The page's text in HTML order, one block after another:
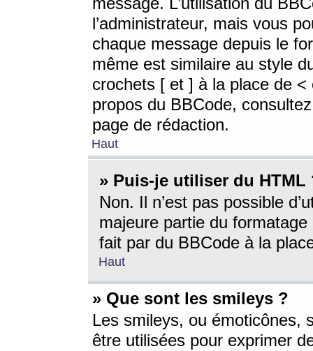
l’administrateur, mais vous
chaque message depuis le
même est similaire au style
crochets [ et ] à la place de <
propos du BBCode,
page de rédaction.
Haut
» Puis-je utiliser du HTML
Non. Il n’est pas possible
majeure partie du
fait par du BBCode à la
Haut
» Que sont les smileys ?
Les smileys, ou émoticônes,
être utilisées pour exprimer